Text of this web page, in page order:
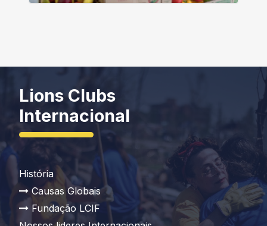
Lions Clubs
Internacional
História
Causas Globais
Fundação LCIF